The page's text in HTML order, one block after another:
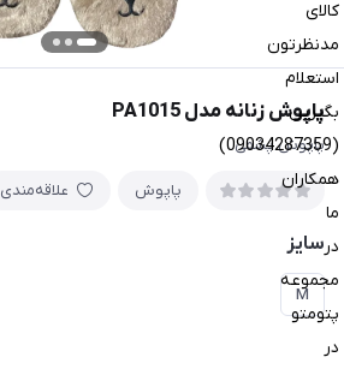
کالای
مدنظرتون
استعلام
بگیرین
(09034287359)
همکاران
ما
در
مجموعه
پتومتو
در
پاپوش زنانه مدل PA1015
پاپوش پشمی
پاپوش علاقه‌مندی
سایز
M